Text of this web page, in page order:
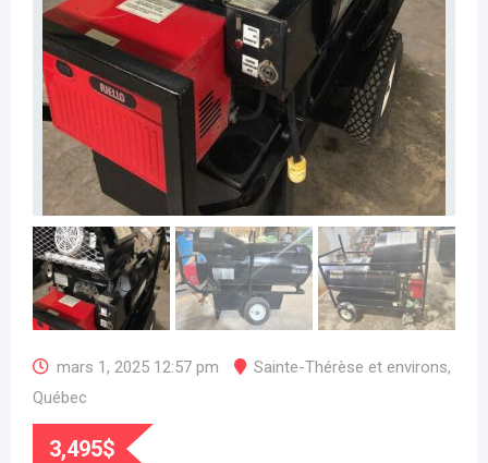
mars 1, 2025 12:57 pm Sainte-Thérèse et environs,
Québec
3,495$